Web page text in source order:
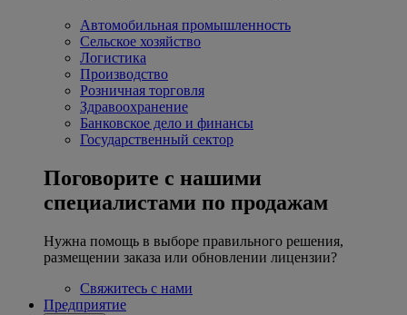
Автомобильная промышленность
Сельское хозяйство
Логистика
Производство
Розничная торговля
Здравоохранение
Банковское дело и финансы
Государственный сектор
Поговорите с нашими
специалистами по продажам
Нужна помощь в выборе правильного решения,
размещении заказа или обновлении лицензии?
Свяжитесь с нами
Предприятие